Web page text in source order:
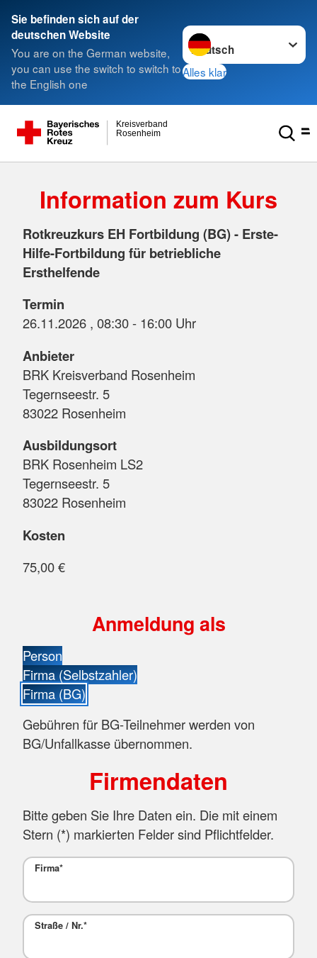
Sie befinden sich auf der
deutschen Website
You are on the German website,
you can use the switch to switch to
the English one
Sprache wechseln zu
Alles klar
Rosenheim
Kreisverband
Information zum Kurs
Rotkreuzkurs EH Fortbildung (BG) - Erste-
Hilfe-Fortbildung für betriebliche
Ersthelfende
Termin
26.11.2026 , 08:30 - 16:00 Uhr
Anbieter
BRK Kreisverband Rosenheim
Tegernseestr. 5
83022 Rosenheim
Ausbildungsort
BRK Rosenheim LS2
Tegernseestr. 5
83022 Rosenheim
Kosten
75,00 €
Anmeldung als
Person
Firma (Selbstzahler)
Firma (BG)
Gebühren für BG-Teilnehmer werden von
BG/Unfallkasse übernommen.
Firmendaten
Bitte geben Sie Ihre Daten ein. Die mit einem
Stern (*) markierten Felder sind Pflichtfelder.
Firma*
Straße / Nr.*